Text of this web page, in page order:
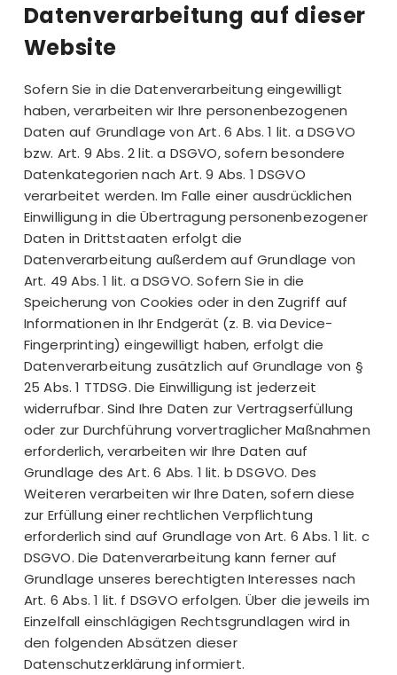
Datenverarbeitung auf dieser
Website
Sofern Sie in die Datenverarbeitung eingewilligt
haben, verarbeiten wir Ihre personenbezogenen
Daten auf Grundlage von Art. 6 Abs. 1 lit. a DSGVO
bzw. Art. 9 Abs. 2 lit. a DSGVO, sofern besondere
Datenkategorien nach Art. 9 Abs. 1 DSGVO
verarbeitet werden. Im Falle einer ausdrücklichen
Einwilligung in die Übertragung personenbezogener
Daten in Drittstaaten erfolgt die
Datenverarbeitung außerdem auf Grundlage von
Art. 49 Abs. 1 lit. a DSGVO. Sofern Sie in die
Speicherung von Cookies oder in den Zugriff auf
Informationen in Ihr Endgerät (z. B. via Device-
Fingerprinting) eingewilligt haben, erfolgt die
Datenverarbeitung zusätzlich auf Grundlage von §
25 Abs. 1 TTDSG. Die Einwilligung ist jederzeit
widerrufbar. Sind Ihre Daten zur Vertragserfüllung
oder zur Durchführung vorvertraglicher Maßnahmen
erforderlich, verarbeiten wir Ihre Daten auf
Grundlage des Art. 6 Abs. 1 lit. b DSGVO. Des
Weiteren verarbeiten wir Ihre Daten, sofern diese
zur Erfüllung einer rechtlichen Verpflichtung
erforderlich sind auf Grundlage von Art. 6 Abs. 1 lit. c
DSGVO. Die Datenverarbeitung kann ferner auf
Grundlage unseres berechtigten Interesses nach
Art. 6 Abs. 1 lit. f DSGVO erfolgen. Über die jeweils im
Einzelfall einschlägigen Rechtsgrundlagen wird in
den folgenden Absätzen dieser
Datenschutzerklärung informiert.